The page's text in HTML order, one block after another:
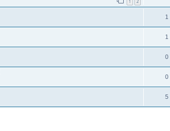
1
1
0
0
5